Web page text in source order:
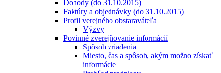
Dohody (do 31.10.2015)
Faktúry a objednávky (do 31.10.2015)
Profil verejného obstaraváteľa
Výzvy
Povinné zverejňovanie informácií
Spôsob zriadenia
Miesto, čas a spôsob, akým možno získať
informácie